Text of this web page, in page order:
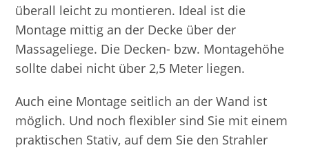
überall leicht zu montieren. Ideal ist die
Montage mittig an der Decke über der
Massageliege. Die Decken- bzw. Montagehöhe
sollte dabei nicht über 2,5 Meter liegen.
Auch eine Montage seitlich an der Wand ist
möglich. Und noch flexibler sind Sie mit einem
praktischen Stativ, auf dem Sie den Strahler